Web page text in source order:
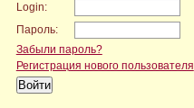
Login:
Пароль:
Забыли пароль?
Регистрация нового пользователя